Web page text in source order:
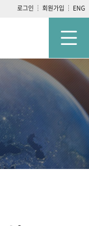
로그인 회원가입 ENG